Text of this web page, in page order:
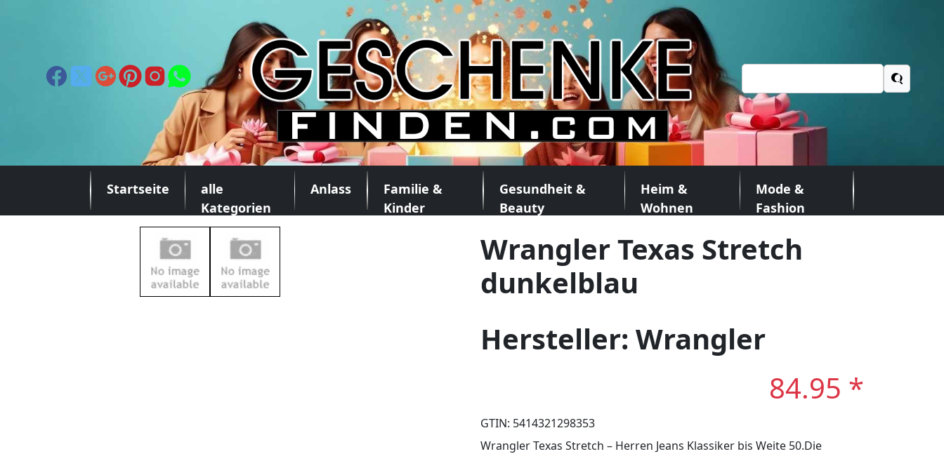
nach:
Startseite
alle
Kategorien
Anlass
Familie &
Kinder
Gesundheit &
Beauty
Heim &
Wohnen
Mode &
Fashion
Wrangler Texas Stretch
dunkelblau
Hersteller: Wrangler
84.95 *
GTIN: 5414321298353
Wrangler Texas Stretch – Herren Jeans Klassiker bis Weite 50.Die